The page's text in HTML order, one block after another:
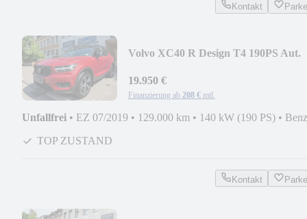
Kontakt
Volvo XC40 R Design T4 190PS Aut.
19.950 €
Finanzierung ab 208 € mtl.
Unfallfrei • EZ 07/2019 • 129.000 km • 140 kW (190 PS) •
TOP ZUSTAND
Kontakt